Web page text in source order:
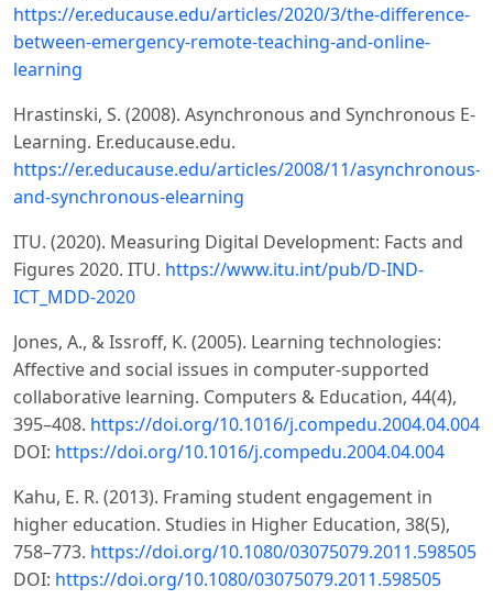
https://er.educause.edu/articles/2020/3/the-difference-
between-emergency-remote-teaching-and-online-
learning
Hrastinski, S. (2008). Asynchronous and Synchronous E-
Learning. Er.educause.edu.
https://er.educause.edu/articles/2008/11/asynchronous-
and-synchronous-elearning
ITU. (2020). Measuring Digital Development: Facts and
Figures 2020. ITU. https://www.itu.int/pub/D-IND-
ICT_MDD-2020
Jones, A., & Issroff, K. (2005). Learning technologies:
Affective and social issues in computer-supported
collaborative learning. Computers & Education, 44(4),
395–408. https://doi.org/10.1016/j.compedu.2004.04.004
DOI: https://doi.org/10.1016/j.compedu.2004.04.004
Kahu, E. R. (2013). Framing student engagement in
higher education. Studies in Higher Education, 38(5),
758–773. https://doi.org/10.1080/03075079.2011.598505
DOI: https://doi.org/10.1080/03075079.2011.598505